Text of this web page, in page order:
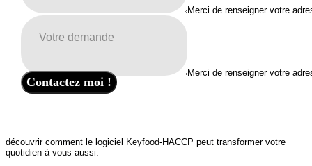
En plus, maintenant chacun aura son code alors en terme de sécurité on
va encore plus loin.
On voit que l'outil est simple, pratique, pas du tout compliqué. Pour moi,
plus facile
. Notre métier c'est faire plaisir aux clients et là pour moi on a
vraiment chez Keyfood ce ressenti d'être écoutés et de trouver la solution
ensemble. Il y a une liaison entre les équipes et le suivi du travail qui est
fait."
découvrir comment le logiciel Keyfood-HACCP peut transformer votre
quotidien à vous aussi.
Merci de renseigner votre
Merci de renseigner votre
Contactez moi !